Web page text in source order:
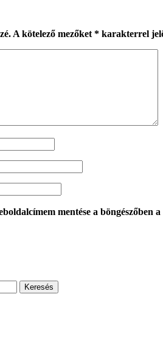
A kötelező mezőket * karakterrel
mentése a böngészőben